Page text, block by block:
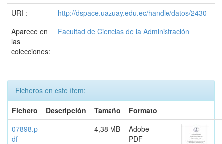
URI :
http://dspace.uazuay.edu.ec/handle/datos/2430
Aparece en
las
colecciones:
Facultad de Ciencias de la Administración
Ficheros en este ítem:
Fichero
Descripción Tamaño
Formato
07898.p
df
4,38 MB
Adobe
PDF